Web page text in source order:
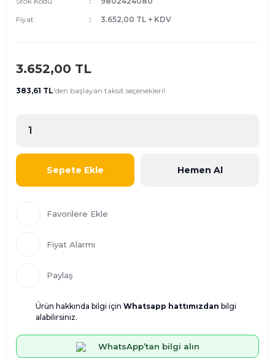
Fiyat
3.652,00 TL + KDV
3.652,00 TL
383,61 TL'den başlayan taksit seçenekleri!
Sepete Ekle Hemen Al
Fiyat Alarmı
Paylaş
Ürün hakkında bilgi için Whatsapp hattımızdan bilgi
alabilirsiniz.
WhatsApp’tan bilgi alın